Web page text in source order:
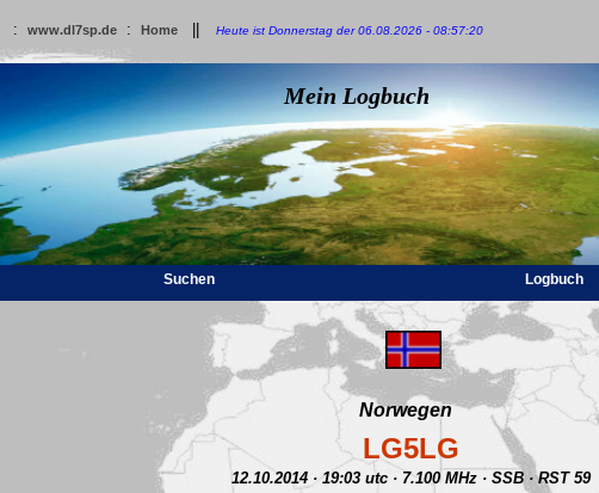
: www.dl7sp.de : Home Heute ist Donnerstag der 06.08.2026 - 08:57:20
Mein Logbuch
Suchen Logbuch
Norwegen
LG5LG
12.10.2014 · 19:03 utc · 7.100 MHz · SSB · RST 59